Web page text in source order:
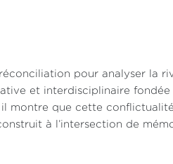
pour analyser la
et interdisciplinaire fondée
montre que cette
à l’intersection de